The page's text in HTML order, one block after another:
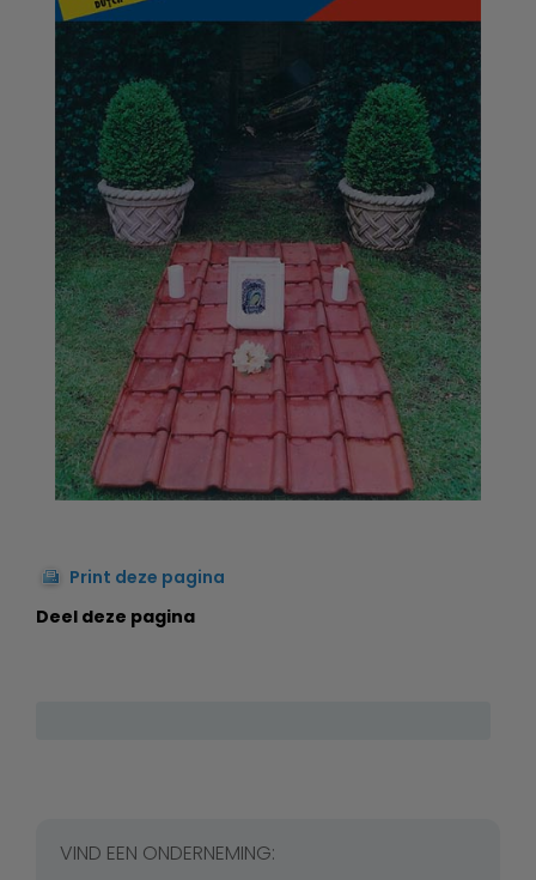
Print deze pagina
Deel deze pagina
VIND EEN ONDERNEMING: